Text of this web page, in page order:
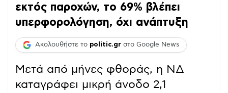
εκτός παροχών, το 69% βλέπει
υπερφορολόγηση, όχι ανάπτυξη
Ακολουθήστε το politic.gr στο Google News
Μετά από μήνες φθοράς, η ΝΔ
καταγράφει μικρή άνοδο 2,1